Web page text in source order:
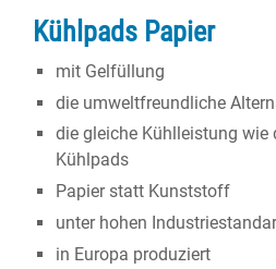
Kühlpads Papier
mit Gelfüllung
die umweltfreundliche
die gleiche Kühlleistung wie
Kühlpads
Papier statt Kunststoff
unter hohen
in Europa produziert